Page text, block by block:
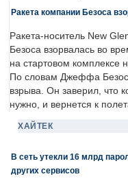
Ракета компании Безоса
Ракета-носитель New
Безоса взорвалась во
на стартовом комплексе
По словам Джеффа
взрыва. Он заверил, что
нужно, и вернется к
ХАЙТЕК
В сеть утекли 16 млрд
других сервисов